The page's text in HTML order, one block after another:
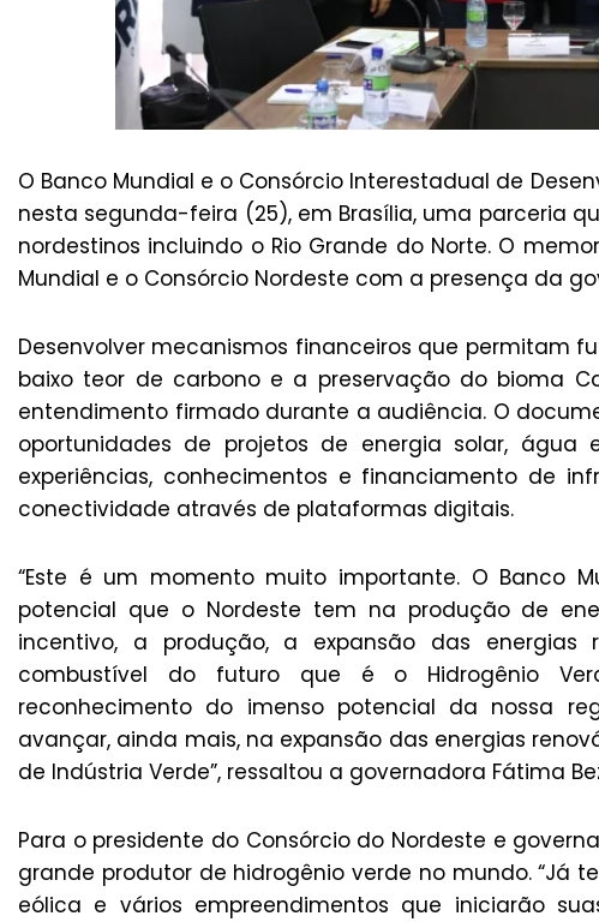
O Banco Mundial e o Consórcio Interestadual de
nesta segunda-feira (25), em Brasília, uma parceria
nordestinos incluindo o Rio Grande do Norte. O
Mundial e o Consórcio Nordeste com a presença da
Desenvolver mecanismos financeiros que permitam
baixo teor de carbono e a preservação do bioma
entendimento firmado durante a audiência. O
oportunidades de projetos de energia solar,
experiências, conhecimentos e financiamento de
conectividade através de plataformas digitais.
“Este é um momento muito importante. O Banco
potencial que o Nordeste tem na produção de
incentivo, a produção, a expansão das
combustível do futuro que é o Hidrogênio
reconhecimento do imenso potencial da nossa
avançar, ainda mais, na expansão das energias
de Indústria Verde”, ressaltou a governadora Fátima
Para o presidente do Consórcio do Nordeste e
grande produtor de hidrogênio verde no mundo. “Já
eólica e vários empreendimentos que iniciarão